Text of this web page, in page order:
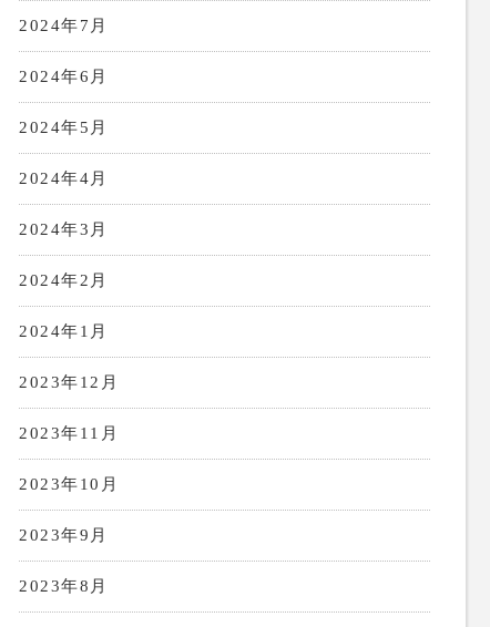
2024年7月
2024年6月
2024年5月
2024年4月
2024年3月
2024年2月
2024年1月
2023年12月
2023年11月
2023年10月
2023年9月
2023年8月